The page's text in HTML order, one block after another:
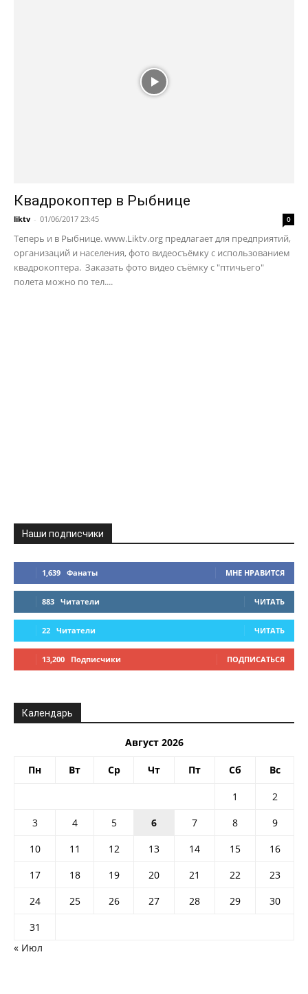
Квадрокоптер в Рыбнице
liktv - 01/06/2017 23:45 0
Теперь и в Рыбнице. www.Liktv.org предлагает для предприятий,
организаций и населения, фото видеосъёмку с использованием
квадрокоптера. Заказать фото видео съёмку с "птичьего"
полета можно по тел....
Наши подписчики
1,639 Фанаты МНЕ НРАВИТСЯ
883 Читатели ЧИТАТЬ
22 Читатели ЧИТАТЬ
13,200 Подписчики ПОДПИСАТЬСЯ
Календарь
Август 2026
Пн Вт Ср Чт Пт Сб Вс
1
2
3
4 5 6 7 8
9
10
11 12 13 14 15
16
17
18 19 20 21 22
23
24
25 26 27 28 29
30
31
« Июл